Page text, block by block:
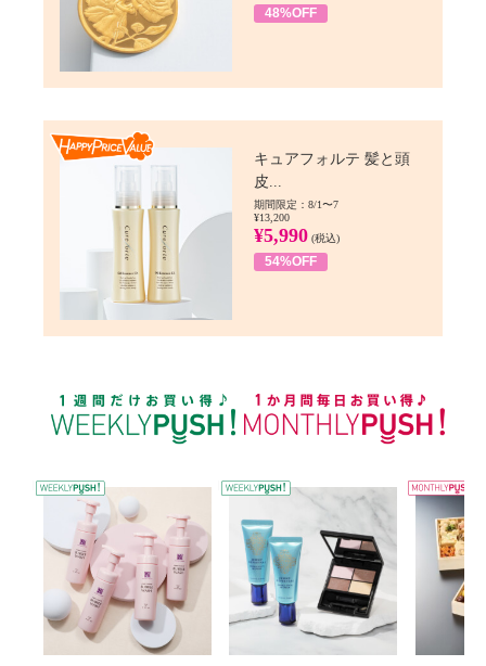
48%OFF
キュアフォルテ 髪と頭
皮...
期間限定：8/1〜7
¥13,200
¥5,990 (税込)
54%OFF
WEEKLY PUSH